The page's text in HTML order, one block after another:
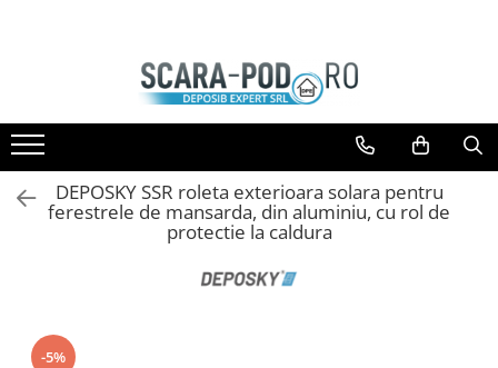
Scari metal
Scari antifoc
Scari speciale
GEAM MANSARDA
Ferestre Mansarda DEPOSKY
Ferestre Mansarda VELUX
Ferestre Mansarda DAKEA
Accesorii Ferestre
USI VIZITARE TERMOIZOLATOARE
USI VIZITARE SUPER-
USI VIZITARE ANTIFOC
DEPOSKY SSR roleta exterioara solara pentru
ferestrele de mansarda, din aluminiu, cu rol de
protectie la caldura
-5%